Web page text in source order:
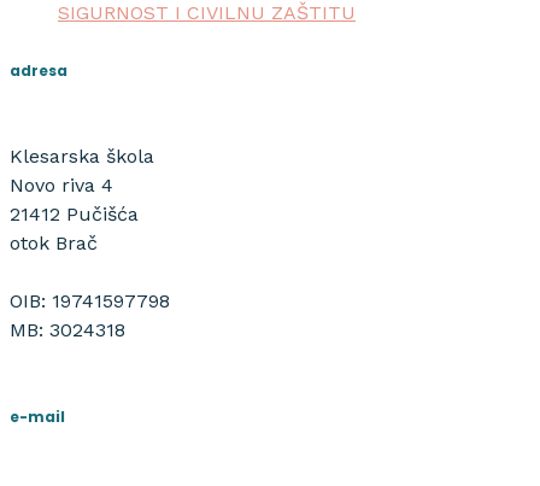
SIGURNOST I CIVILNU ZAŠTITU
adresa
Klesarska škola
Novo riva 4
21412 Pučišća
otok Brač
OIB: 19741597798
MB: 3024318
e-mail